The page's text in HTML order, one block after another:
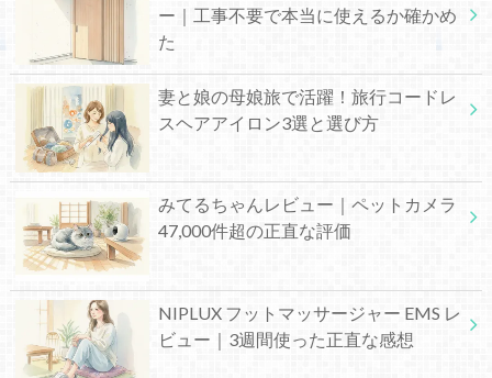
ー｜工事不要で本当に使えるか確かめ
た
妻と娘の母娘旅で活躍！旅行コードレ
スヘアアイロン3選と選び方
みてるちゃんレビュー｜ペットカメラ
47,000件超の正直な評価
NIPLUX フットマッサージャー EMS レ
ビュー｜3週間使った正直な感想